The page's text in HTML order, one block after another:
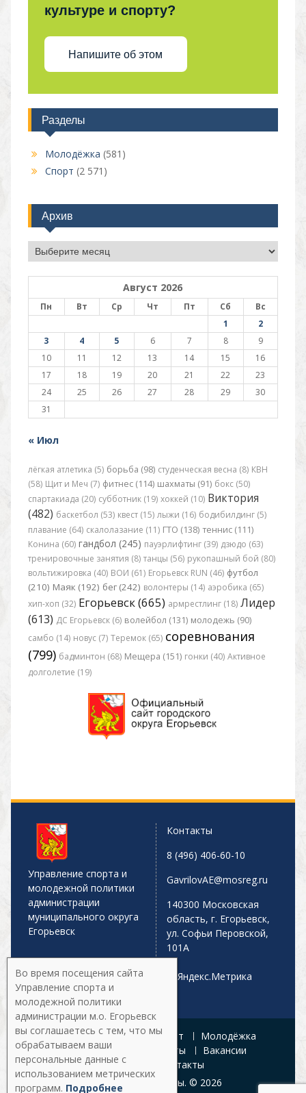
культуре и спорту?
Напишите об этом
Разделы
Молодёжка (581)
Спорт (2 571)
Архив
Архив
Август 2026
Пн Вт Ср Чт Пт Сб
Вс
1
2
3
4 5 6 7 8
9
10
11 12 13 14 15
16
17
18 19 20 21 22
23
24
25 26 27 28 29
30
31
« Июл
лёгкая атлетика (5) борьба (98) студенческая весна (8) КВН
(58) Щит и Меч (7) фитнес (114) шахматы (91) бокс (50)
спартакиада (20) субботник (19) хоккей (10) Виктория
(482) баскетбол (53) квест (15) лыжи (16) бодибилдинг (5)
плавание (64) скалолазание (11) ГТО (138) теннис (111)
Конина (60) гандбол (245) пауэрлифтинг (39) дзюдо (63)
тренировочные занятия (8) танцы (56) рукопашный бой (80)
вольтижировка (40) ВОИ (61) Егорьевск RUN (46) футбол
(210) Маяк (192) бег (242) волонтеры (14) аэробика (65)
хип-хоп (32) Егорьевск (665) армрестлинг (18) Лидер
(613) ДС Егорьевск (6) волейбол (131) молодежь (90)
самбо (14) новус (7) Теремок (65) соревнования
(799) бадминтон (68) Мещера (151) гонки (40) Активное
долголетие (19)
Управление спорта и
молодежной политики
администрации
муниципального округа
Егорьевск
Контакты
8 (496) 406-60-10
GavrilovAE@mosreg.ru
140300 Московская
область, г. Егорьевск,
ул. Софьи Перовской,
101А
Главная Афиша Спорт
Молодёжка
Управление
Документы
Вакансии
Галерея
Контакты
Все права защищены. © 2026
Во время посещения сайта
Управление спорта и
молодежной политики
администрации м.о. Егорьевск
вы соглашаетесь с тем, что мы
обрабатываем ваши
персональные данные с
использованием метрических
программ. Подробнее